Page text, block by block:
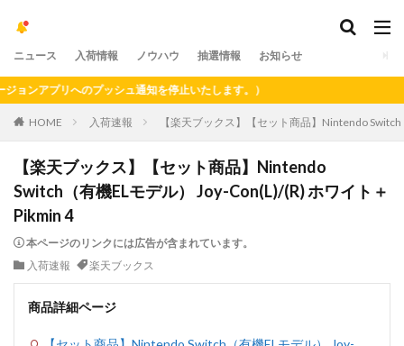
ニュース 入荷情報 ノウハウ 抽選情報 お知らせ
プリへのプッシュ通知を停止いたします。）
HOME 入荷速報 【楽天ブックス】【セット商品】Nintendo
【楽天ブックス】【セット商品】Nintendo
Switch（有機ELモデル） Joy-Con(L)/(R) ホワイト＋
Pikmin 4
本ページのリンクには広告が含まれています。
入荷速報
楽天ブックス
商品詳細ページ